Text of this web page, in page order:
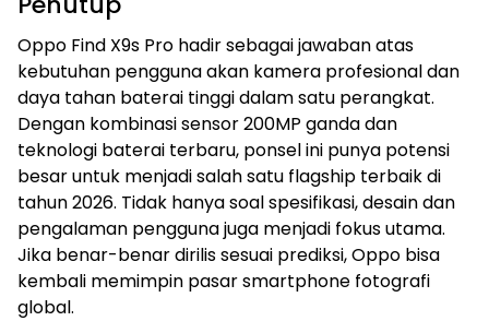
Oppo Find X9s Pro hadir sebagai jawaban atas
kebutuhan pengguna akan kamera profesional dan
daya tahan baterai tinggi dalam satu perangkat.
Dengan kombinasi sensor 200MP ganda dan
teknologi baterai terbaru, ponsel ini punya potensi
besar untuk menjadi salah satu flagship terbaik di
tahun 2026. Tidak hanya soal spesifikasi, desain dan
pengalaman pengguna juga menjadi fokus utama.
Jika benar-benar dirilis sesuai prediksi, Oppo bisa
kembali memimpin pasar smartphone fotografi
global.